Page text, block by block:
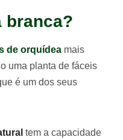
branca?
de orquídea mais
uma planta de fáceis
é um dos seus
tem a capacidade